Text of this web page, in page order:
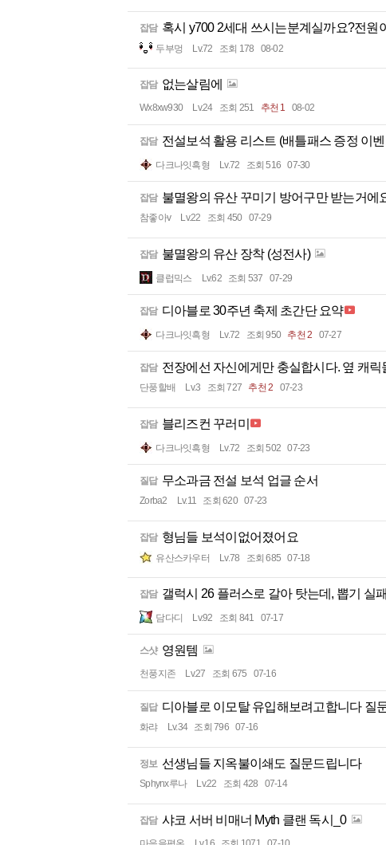
잡담 혹시 y700 2세대 쓰시는분계실까요?전원
두부멍 Lv.72 조회 178 08-02
잡담 없는살림에
Wx8xw930 Lv.24 조회 251 추천 1 08-02
잡담 전설보석 활용 리스트 (배틀패스 증정 이
다크나잇흑형 Lv.72 조회 516 07-30
잡담 불멸왕의 유산 꾸미기 방어구만 받는거에
참좋아v Lv.22 조회 450 07-29
잡담 불멸왕의 유산 장착 (성전사)
클럽믹스 Lv.62 조회 537 07-29
잡담 디아블로 30주년 축제 초간단 요약
다크나잇흑형 Lv.72 조회 950 추천 2 07-27
잡담 전장에선 자신에게만 충실합시다. 옆 캐
단풍할배 Lv.3 조회 727 추천 2 07-23
잡담 블리즈컨 꾸러미
다크나잇흑형 Lv.72 조회 502 07-23
질답 무소과금 전설 보석 업글 순서
Zorba2 Lv.11 조회 620 07-23
잡담 형님들 보석이없어졌어요
유산스카우터 Lv.78 조회 685 07-18
잡담 갤럭시 26 플러스로 갈아 탓는데, 뽑기 실
담다디 Lv.92 조회 841 07-17
스샷 영원템
천풍지존 Lv.27 조회 675 07-16
질답 디아블로 이모탈 유입해보려고합니다 질
화랴 Lv.34 조회 796 07-16
정보 선생님들 지옥불이쇄도 질문드립니다
Sphynx루나 Lv.22 조회 428 07-14
잡담 샤코 서버 비매너 Myth 클랜 독시_0